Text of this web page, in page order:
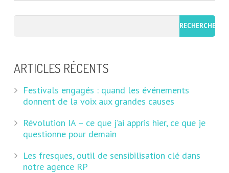
ARTICLES RÉCENTS
Festivals engagés : quand les événements
donnent de la voix aux grandes causes
Révolution IA – ce que j’ai appris hier, ce que je
questionne pour demain
Les fresques, outil de sensibilisation clé dans
notre agence RP